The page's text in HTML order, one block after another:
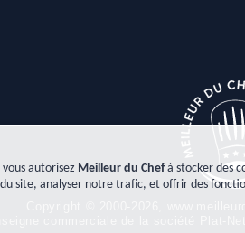
autorisez Meilleur du Chefà stocker des
site, analyser notre trafic, et offrir des